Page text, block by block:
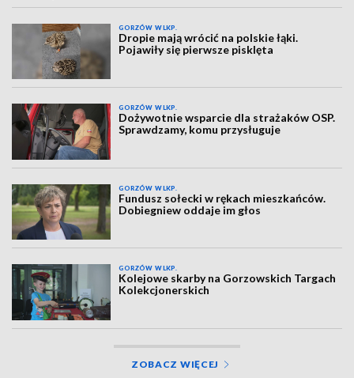
GORZÓW WLKP.
Dropie mają wrócić na polskie łąki.
Pojawiły się pierwsze pisklęta
GORZÓW WLKP.
Dożywotnie wsparcie dla strażaków OSP.
Sprawdzamy, komu przysługuje
GORZÓW WLKP.
Fundusz sołecki w rękach mieszkańców.
Dobiegniew oddaje im głos
GORZÓW WLKP.
Kolejowe skarby na Gorzowskich Targach
Kolekcjonerskich
ZOBACZ WIĘCEJ